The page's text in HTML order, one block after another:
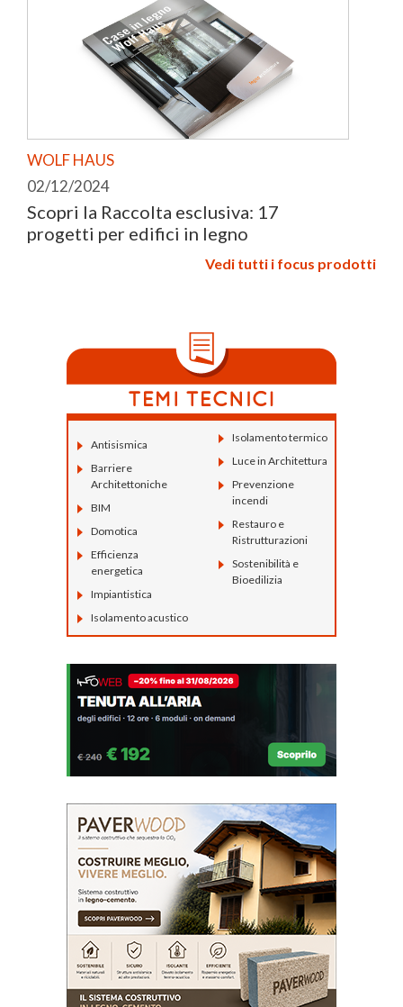
HORMANN
06/05/2025
Le porte va e vieni Hörmann: igiene,
durata e zero interruzioni
02/12/2024
Scopri la Raccolta esclusiva: 17
progetti per edifici in legno
Vedi tutti i focus prodotti
Antisismica
Architettoniche
BIM
Domotica
energetica
Impiantistica
Prevenzione
incendi
Ristrutturazioni
Sostenibilità e
Bioedilizia